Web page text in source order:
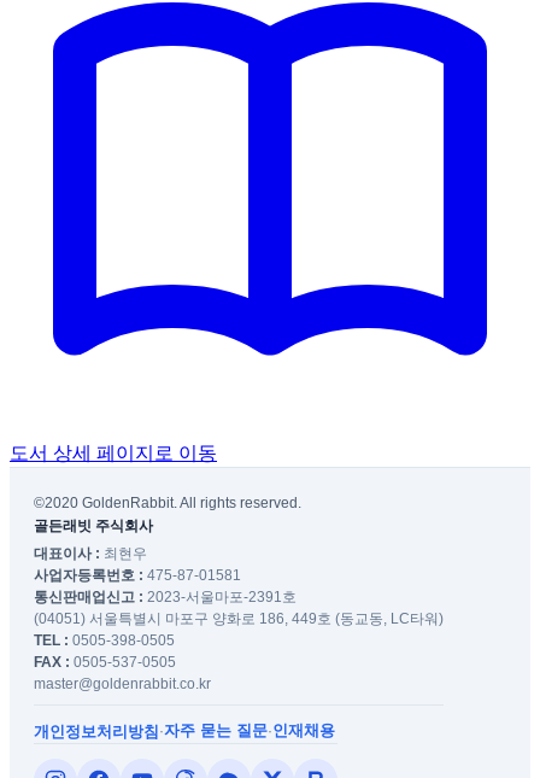
도서 상세 페이지로 이동
©2020 GoldenRabbit. All rights reserved.
골든래빗 주식회사
대표이사 : 최현우
사업자등록번호 : 475-87-01581
통신판매업신고 : 2023-서울마포-2391호
(04051) 서울특별시 마포구 양화로 186, 449호 (동교동, LC타워)
TEL : 0505-398-0505
FAX : 0505-537-0505
master@goldenrabbit.co.kr
개인정보처리방침·자주 묻는 질문·인재채용